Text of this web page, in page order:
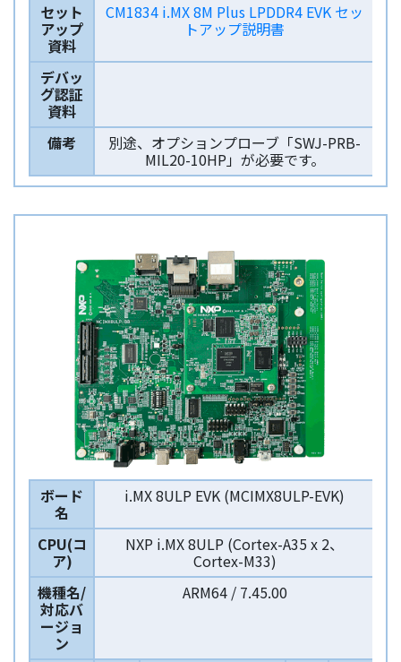
セット
アップ
資料
CM1834 i.MX 8M Plus LPDDR4 EVK セッ
トアップ説明書
デバッ
グ認証
資料
備考
別途、オプションプローブ「SWJ-PRB-
MIL20-10HP」が必要です。
ボード
名
i.MX 8ULP EVK (MCIMX8ULP-EVK)
CPU(コ
ア)
NXP i.MX 8ULP (Cortex-A35 x 2、
Cortex-M33)
機種名/
対応バ
ージョ
ン
ARM64 / 7.45.00